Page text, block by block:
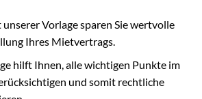
Vorlage sparen Sie wertvolle
Ihres Mietvertrags.
hilft Ihnen, alle wichtigen Punkte im
und somit rechtliche